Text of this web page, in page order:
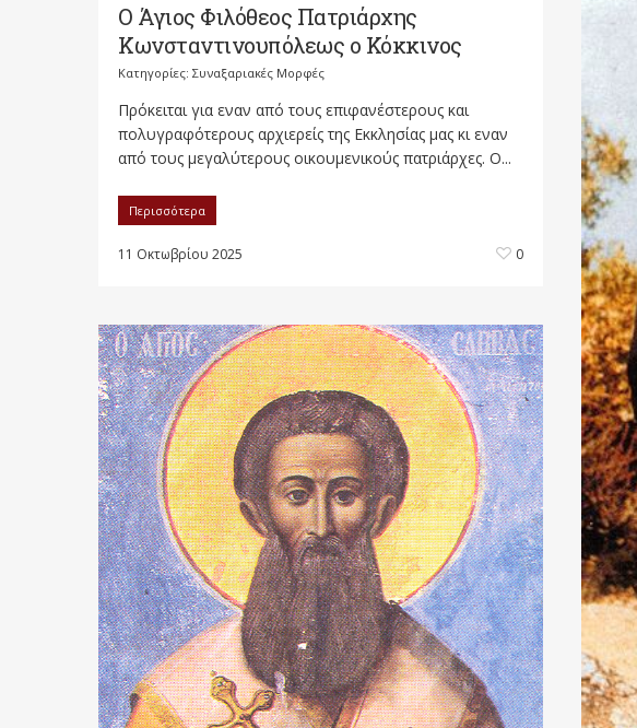
Ο Άγιος Φιλόθεος Πατριάρχης
Κωνσταντινουπόλεως ο Κόκκινος
Κατηγορίες: Συναξαριακές Μορφές
Πρόκειται για εναν από τους επιφανέστερους και
πολυγραφότερους αρχιερείς της Εκκλησίας μας κι εναν
από τους μεγαλύτερους οικουμενικούς πατριάρχες. Ο...
Περισσότερα
11 Οκτωβρίου 2025 0